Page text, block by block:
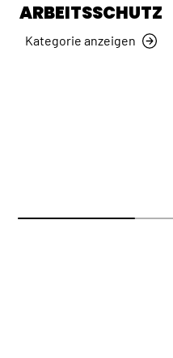
ARBEITSSCHUTZ
Kategorie anzeigen